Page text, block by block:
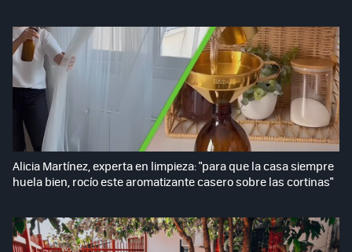
Alicia Martínez, experta en limpieza: "para que la casa siempre
huela bien, rocío este aromatizante casero sobre las cortinas"